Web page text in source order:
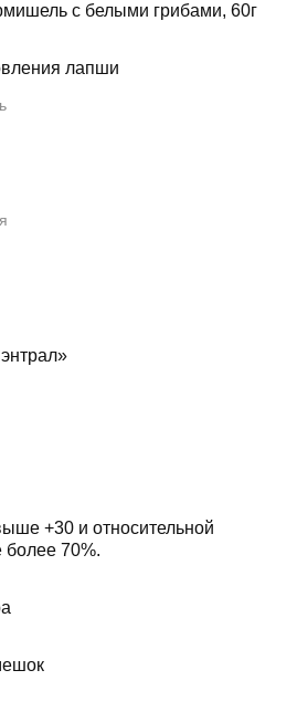
с белыми грибами, 60г
лапши
+30 и относительной
более 70%.